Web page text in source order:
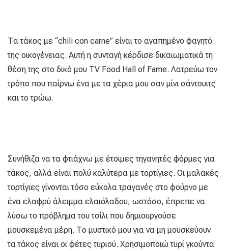
Τα τάκος με “chili con carne” είναι το αγαπημένο φαγητό
της οικογένειας. Αυτή η συνταγή κέρδισε δικαιωματικά τη
θέση της στο δικό μου TV Food Hall of Fame. Λατρεύω τον
τρόπο που παίρνω ένα με τα χέρια μου σαν μίνι σάντουιτς
και το τρώω.
Συνήθιζα να τα φτιάχνω με έτοιμες τηγανητές φόρμες για
τάκος, αλλά είναι πολύ καλύτερα με τορτίγιες. Οι μαλακές
τορτίγιες γίνονται τόσο εύκολα τραγανές στο φούρνο με
ένα ελαφρύ άλειμμα ελαιόλαδου, ωστόσο, έπρεπε να
λύσω το πρόβλημα του τσίλι που δημιουργούσε
μουσκεμένα μέρη. Το μυστικό μου για να μη μουσκεύουν
τα τάκος είναι οι φέτες τυριού. Χρησιμοποιώ τυρί γκούντα